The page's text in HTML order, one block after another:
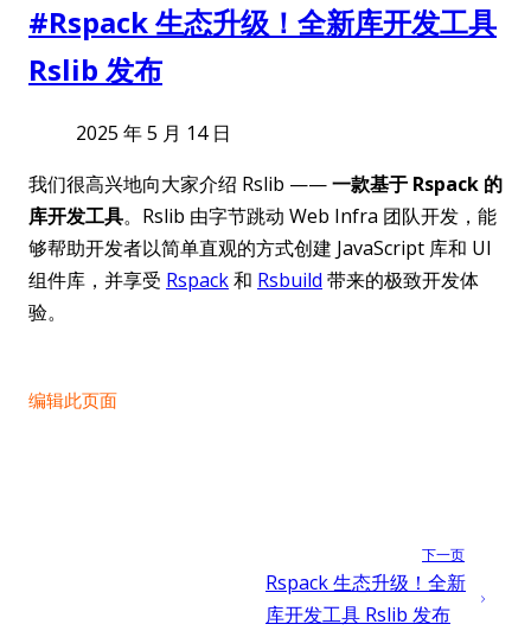
#Rspack 生态升级！全新库开发工具
Rslib 发布
2025 年 5 月 14 日
我们很高兴地向大家介绍 Rslib ——一款基于 Rspack 的
库开发工具。Rslib 由字节跳动 Web Infra 团队开发，能
够帮助开发者以简单直观的方式创建 JavaScript 库和 UI
组件库，并享受 Rspack和 Rsbuild 带来的极致开发体
验。
编辑此页面
下一页
Rspack 生态升级！全新
库开发工具 Rslib 发布